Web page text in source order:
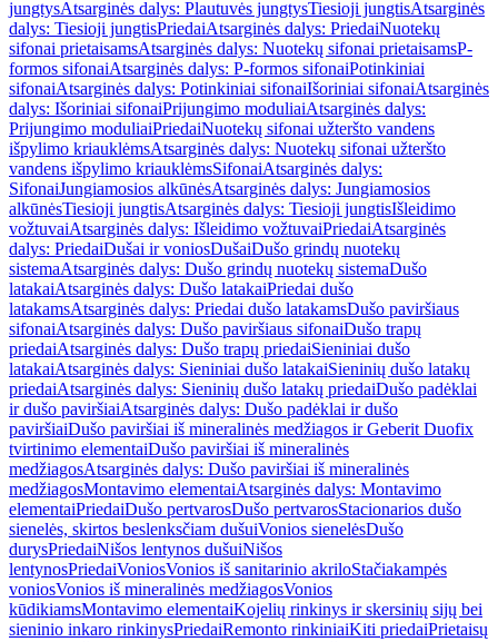
jungtysAtsarginės dalys: Plautuvės jungtysTiesioji jungtisAtsarginės
dalys: Tiesioji jungtisPriedaiAtsarginės dalys: PriedaiNuotekų
sifonai prietaisamsAtsarginės dalys: Nuotekų sifonai prietaisamsP-
formos sifonaiAtsarginės dalys: P-formos sifonaiPotinkiniai
sifonaiAtsarginės dalys: Potinkiniai sifonaiIšoriniai sifonaiAtsarginės
dalys: Išoriniai sifonaiPrijungimo moduliaiAtsarginės dalys:
Prijungimo moduliaiPriedaiNuotekų sifonai užteršto vandens
išpylimo kriauklėmsAtsarginės dalys: Nuotekų sifonai užteršto
vandens išpylimo kriauklėmsSifonaiAtsarginės dalys:
SifonaiJungiamosios alkūnėsAtsarginės dalys: Jungiamosios
alkūnėsTiesioji jungtisAtsarginės dalys: Tiesioji jungtisIšleidimo
vožtuvaiAtsarginės dalys: Išleidimo vožtuvaiPriedaiAtsarginės
dalys: PriedaiDušai ir voniosDušaiDušo grindų nuotekų
sistemaAtsarginės dalys: Dušo grindų nuotekų sistemaDušo
latakaiAtsarginės dalys: Dušo latakaiPriedai dušo
latakamsAtsarginės dalys: Priedai dušo latakamsDušo paviršiaus
sifonaiAtsarginės dalys: Dušo paviršiaus sifonaiDušo trapų
priedaiAtsarginės dalys: Dušo trapų priedaiSieniniai dušo
latakaiAtsarginės dalys: Sieniniai dušo latakaiSieninių dušo latakų
priedaiAtsarginės dalys: Sieninių dušo latakų priedaiDušo padėklai
ir dušo paviršiaiAtsarginės dalys: Dušo padėklai ir dušo
paviršiaiDušo paviršiai iš mineralinės medžiagos ir Geberit Duofix
tvirtinimo elementaiDušo paviršiai iš mineralinės
medžiagosAtsarginės dalys: Dušo paviršiai iš mineralinės
medžiagosMontavimo elementaiAtsarginės dalys: Montavimo
elementaiPriedaiDušo pertvarosDušo pertvarosStacionarios dušo
sienelės, skirtos beslenksčiam dušuiVonios sienelėsDušo
durysPriedaiNišos lentynos dušuiNišos
lentynosPriedaiVoniosVonios iš sanitarinio akriloStačiakampės
voniosVonios iš mineralinės medžiagosVonios
kūdikiamsMontavimo elementaiKojelių rinkinys ir skersinių sijų bei
sieninio inkaro rinkinysPriedaiRemonto rinkiniaiKiti priedaiPrietaisų